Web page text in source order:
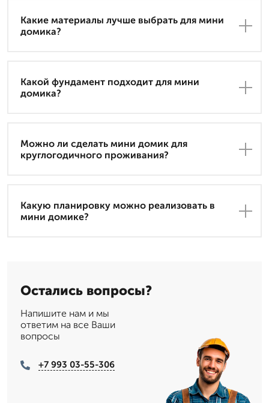
Какие материалы лучше выбрать для мини
домика?
Какой фундамент подходит для мини
домика?
Можно ли сделать мини домик для
круглогодичного проживания?
Какую планировку можно реализовать в
мини домике?
Остались вопросы?
Напишите нам и мы
ответим на все Ваши
вопросы
+7 993 03-55-306